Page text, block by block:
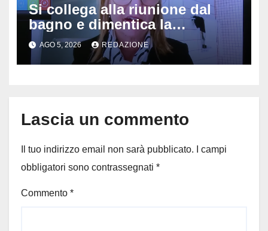
Si collega alla riunione dal
bagno e dimentica la
telecamera accesa: tutti
vedono il bucato, il video
diventa virale
AGO 5, 2026 REDAZIONE
Lascia un commento
Il tuo indirizzo email non sarà pubblicato.
I campi
obbligatori sono contrassegnati *
Commento *